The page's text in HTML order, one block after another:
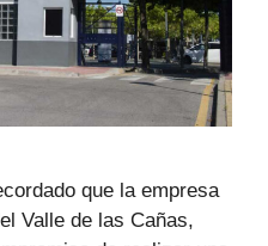
que la empresa
Valle de las Cañas,